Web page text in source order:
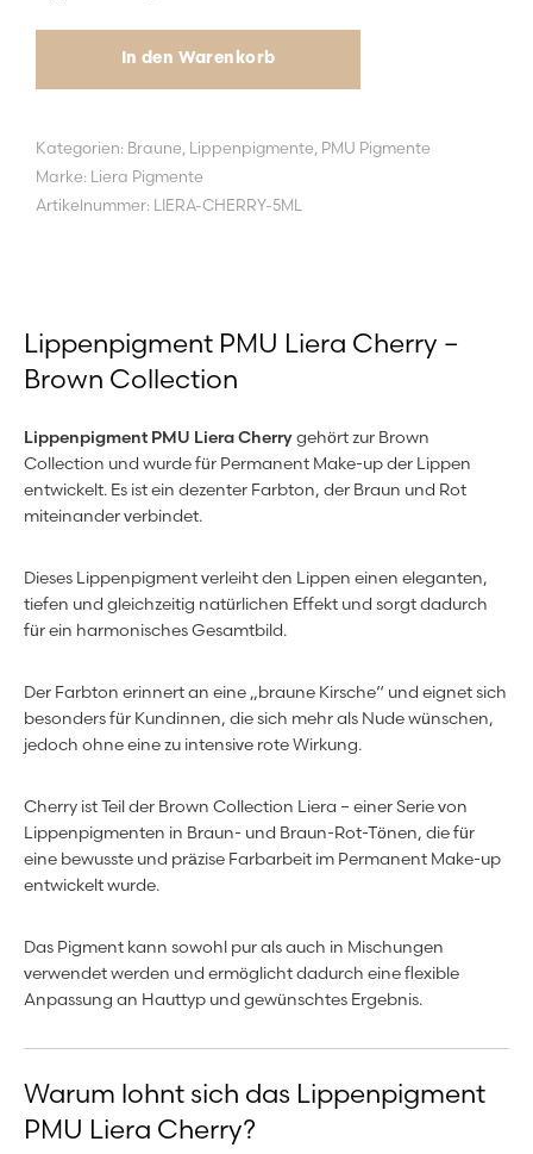
In den Warenkorb
Artikelnummer: LIERA-CHERRY-5ML
Kategorien: Braune Lippenpigmente PMU Pigmente
Marke: Liera Pigmente
Lippenpigment PMU Liera Cherry –
Brown Collection
Lippenpigment PMU Liera Cherrygehört zur Brown
Collection und wurde für Permanent Make-up der Lippen
entwickelt. Es ist ein dezenter Farbton, der Braun und Rot
miteinander verbindet.
Dieses Lippenpigment verleiht den Lippen einen eleganten,
tiefen und gleichzeitig natürlichen Effekt und sorgt dadurch
für ein harmonisches Gesamtbild.
Der Farbton erinnert an eine „braune Kirsche“ und eignet sich
besonders für Kundinnen, die sich mehr als Nude wünschen,
jedoch ohne eine zu intensive rote Wirkung.
Cherry ist Teil der Brown Collection Liera – einer Serie von
Lippenpigmenten in Braun- und Braun-Rot-Tönen, die für
eine bewusste und präzise Farbarbeit im Permanent Make-up
entwickelt wurde.
Das Pigment kann sowohl pur als auch in Mischungen
verwendet werden und ermöglicht dadurch eine flexible
Anpassung an Hauttyp und gewünschtes Ergebnis.
Warum lohnt sich das Lippenpigment
PMU Liera Cherry?